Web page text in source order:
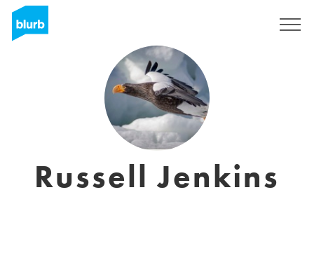
Russell Jenkins